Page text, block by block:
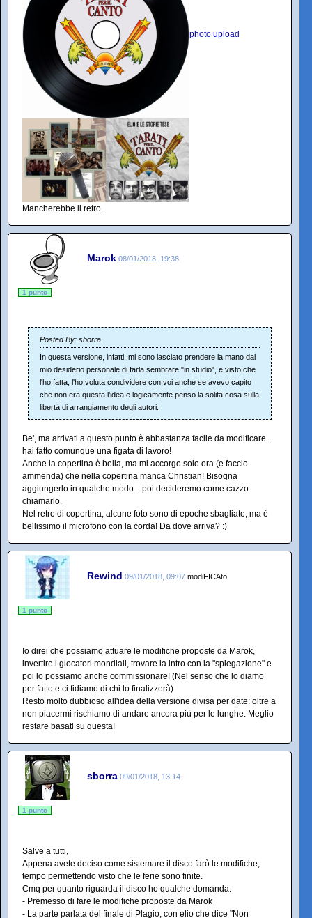
photo upload
Mancherebbe il retro.
Marok 08/01/2018, 19:38
1 punto
Posted By: sborra
In questa versione, infatti, mi sono lasciato prendere la mano dal
mio desiderio personale di farla sembrare "in studio", e visto che
l'ho fatta, l'ho voluta condividere con voi anche se avevo capito
che non era questa l'idea e logicamente penso la solita cosa sulla
libertà di arrangiamento degli autori.
Be', ma arrivati a questo punto è abbastanza facile da modificare...
hai fatto comunque una figata di lavoro!
Anche la copertina è bella, ma mi accorgo solo ora (e faccio
ammenda) che nella copertina manca Christian! Bisogna
aggiungerlo in qualche modo... poi decideremo come cazzo
chiamarlo.
Nel retro di copertina, alcune foto sono di epoche sbagliate, ma è
bellissimo il microfono con la corda! Da dove arriva? :)
Rewind 09/01/2018, 09:07 modiFICAto
1 punto
Io direi che possiamo attuare le modifiche proposte da Marok,
invertire i giocatori mondiali, trovare la intro con la "spiegazione" e
poi lo possiamo anche commissionare! (Nel senso che lo diamo
per fatto e ci fidiamo di chi lo finalizzerà)
Resto molto dubbioso all'idea della versione divisa per date: oltre a
non piacermi rischiamo di andare ancora più per le lunghe. Meglio
restare basati su questa!
sborra 09/01/2018, 13:14
1 punto
Salve a tutti,
Appena avete deciso come sistemare il disco farò le modifiche,
tempo permettendo visto che le ferie sono finite.
Cmq per quanto riguarda il disco ho qualche domanda:
- Premesso di fare le modifiche proposte da Marok
- La parte parlata del finale di Plagio, con elio che dice "Non